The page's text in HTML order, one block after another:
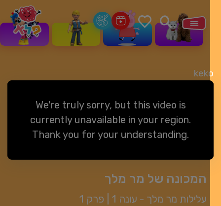
We're truly sorry, but this video is
currently unavailable in your region.
Thank you for your understanding.
המכונה של מר מלך
פרק 1| עלילות מר מלך - עונה 1